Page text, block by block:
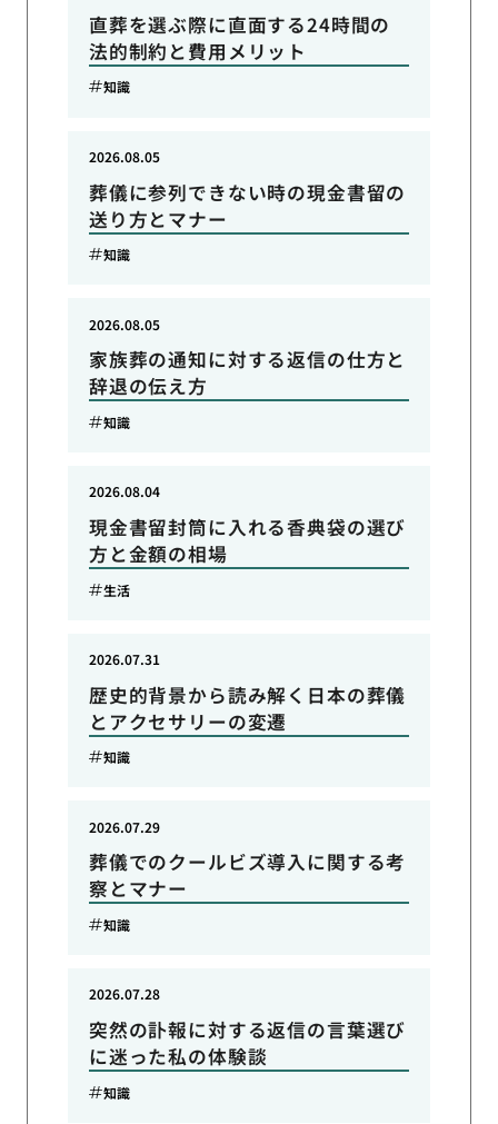
直葬を選ぶ際に直面する24時間の
法的制約と費用メリット
知識
葬儀に参列できない時の現金書留の
送り方とマナー
2026.08.05
知識
家族葬の通知に対する返信の仕方と
辞退の伝え方
2026.08.05
知識
現金書留封筒に入れる香典袋の選び
方と金額の相場
2026.08.04
生活
歴史的背景から読み解く日本の葬儀
とアクセサリーの変遷
2026.07.31
知識
葬儀でのクールビズ導入に関する考
察とマナー
2026.07.29
知識
突然の訃報に対する返信の言葉選び
に迷った私の体験談
2026.07.28
知識